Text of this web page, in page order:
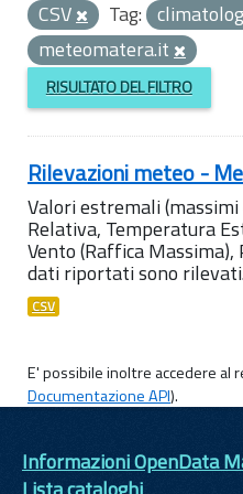
CSV Tag:
meteomatera.it
RISULTATO DEL FILTRO
Rilevazioni meteo -
Valori estremali
Relativa, Temperatura
Vento (Raffica Massima),
dati riportati sono
CSV
E' possibile inoltre accedere al
Documentazione API).
Informazioni OpenData